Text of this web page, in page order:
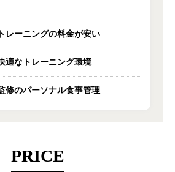
レーニングの料金が安い
適なトレーニング環境
修のパーソナル食事管理
PRICE